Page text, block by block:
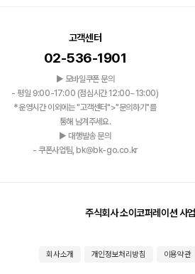
고객센터
02-536-1901
▶ 모바일쿠폰 문의
- 평일 9:00-17:00 (점심시간 12:00~13:00)
*운영시간 이외에는 "고객센터">"문의하기"를
통해 남겨주세요.
▶ 대행발송 문의
- 쿠폰사업팀, bk@bk-go.co.kr
주식회사 소이코퍼레이션 사
회사소개 개인정보처리방침 이용약관